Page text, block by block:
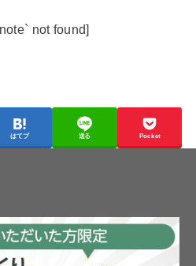
not found]
はてブ 送る Pocket